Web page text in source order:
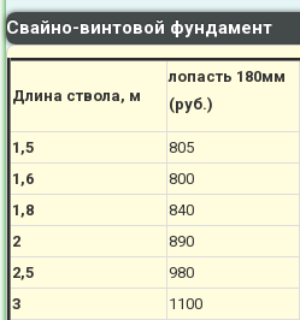
Свайно-винтовой фундамент
Длина ствола, м
лопасть 180мм
(руб.)
1,5 805
1,6
800
1,8
840
2
890
2,5
980
3
1100